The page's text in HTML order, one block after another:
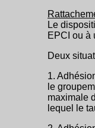
Le
EPCI ou à
Deux
1.
le
maximale
lequel le